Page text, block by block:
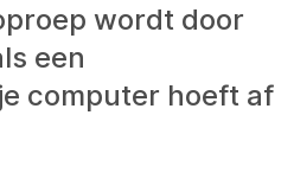
wordt door
een
computer hoeft af